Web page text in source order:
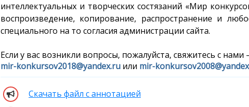
интеллектуальных и творческих состязаний «Мир
воспроизведение, копирование, распространение и
специального на то согласия администрации сайта.
Если у вас возникли вопросы, пожалуйста, свяжитесь с нами
mir-konkursov2018@yandex.ru или mir-
Скачать файл с аннотацией